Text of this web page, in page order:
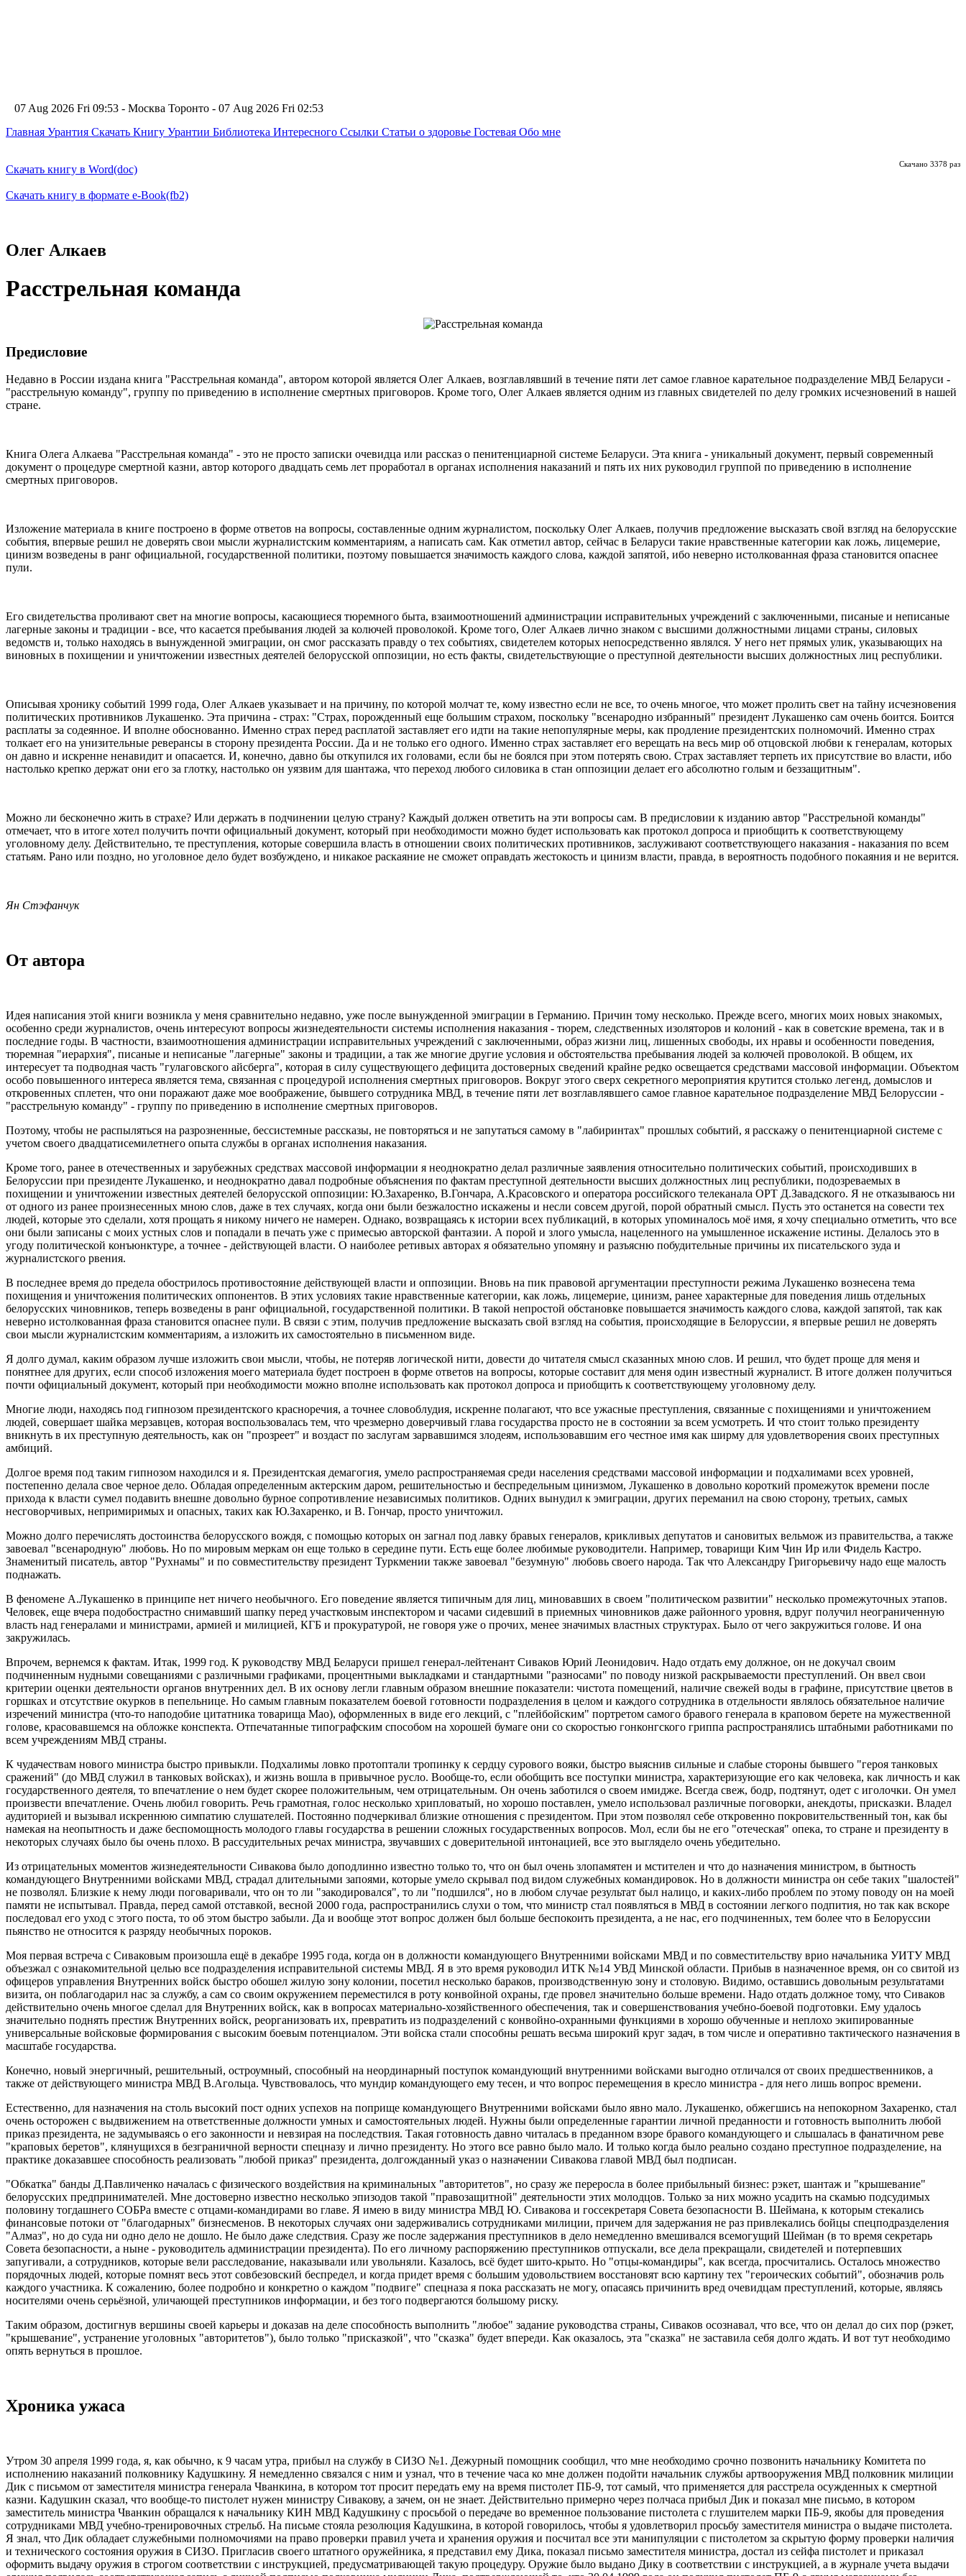
07 Aug 2026 Fri 09:53 - Москва Торонто - 07 Aug 2026 Fri 02:53
Главная Урантия Скачать Книгу Урантии Библиотека Интересного Ссылки Статьи о здоровье Гостевая Обо мне
Скачать книгу в Word(doc) Скачано 3378 раз
Скачать книгу в формате e-Book(fb2)
Олег Алкаев
Расстрельная команда
Предисловие
Недавно в России издана книга "Расстрельная команда", автором которой является Олег Алкаев, возглавлявший в течение пяти лет самое главное карательное подразделение МВД Беларуси -
"расстрельную команду", группу по приведению в исполнение смертных приговоров. Кроме того, Олег Алкаев является одним из главных свидетелей по делу громких исчезновений в нашей
стране.
Книга Олега Алкаева "Расстрельная команда" - это не просто записки очевидца или рассказ о пенитенциарной системе Беларуси. Эта книга - уникальный документ, первый современный
документ о процедуре смертной казни, автор которого двадцать семь лет проработал в органах исполнения наказаний и пять их них руководил группой по приведению в исполнение
смертных приговоров.
Изложение материала в книге построено в форме ответов на вопросы, составленные одним журналистом, поскольку Олег Алкаев, получив предложение высказать свой взгляд на белорусские
события, впервые решил не доверять свои мысли журналистским комментариям, а написать сам. Как отметил автор, сейчас в Беларуси такие нравственные категории как ложь, лицемерие,
цинизм возведены в ранг официальной, государственной политики, поэтому повышается значимость каждого слова, каждой запятой, ибо неверно истолкованная фраза становится опаснее
пули.
Его свидетельства проливают свет на многие вопросы, касающиеся тюремного быта, взаимоотношений администрации исправительных учреждений с заключенными, писаные и неписаные
лагерные законы и традиции - все, что касается пребывания людей за колючей проволокой. Кроме того, Олег Алкаев лично знаком с высшими должностными лицами страны, силовых
ведомств и, только находясь в вынужденной эмиграции, он смог рассказать правду о тех событиях, свидетелем которых непосредственно являлся. У него нет прямых улик, указывающих на
виновных в похищении и уничтожении известных деятелей белорусской оппозиции, но есть факты, свидетельствующие о преступной деятельности высших должностных лиц республики.
Описывая хронику событий 1999 года, Олег Алкаев указывает и на причину, по которой молчат те, кому известно если не все, то очень многое, что может пролить свет на тайну исчезновения
политических противников Лукашенко. Эта причина - страх: "Страх, порожденный еще большим страхом, поскольку "всенародно избранный" президент Лукашенко сам очень боится. Боится
расплаты за содеянное. И вполне обоснованно. Именно страх перед расплатой заставляет его идти на такие непопулярные меры, как продление президентских полномочий. Именно страх
толкает его на унизительные реверансы в сторону президента России. Да и не только его одного. Именно страх заставляет его верещать на весь мир об отцовской любви к генералам, которых
он давно и искренне ненавидит и опасается. И, конечно, давно бы откупился их головами, если бы не боялся при этом потерять свою. Страх заставляет терпеть их присутствие во власти, ибо
настолько крепко держат они его за глотку, настолько он уязвим для шантажа, что переход любого силовика в стан оппозиции делает его абсолютно голым и беззащитным".
Можно ли бесконечно жить в страхе? Или держать в подчинении целую страну? Каждый должен ответить на эти вопросы сам. В предисловии к изданию автор "Расстрельной команды"
отмечает, что в итоге хотел получить почти официальный документ, который при необходимости можно будет использовать как протокол допроса и приобщить к соответствующему
уголовному делу. Действительно, те преступления, которые совершила власть в отношении своих политических противников, заслуживают соответствующего наказания - наказания по всем
статьям. Рано или поздно, но уголовное дело будет возбуждено, и никакое раскаяние не сможет оправдать жестокость и цинизм власти, правда, в вероятность подобного покаяния и не верится.
Ян Стэфанчук
От автора
Идея написания этой книги возникла у меня сравнительно недавно, уже после вынужденной эмиграции в Германию. Причин тому несколько. Прежде всего, многих моих новых знакомых,
особенно среди журналистов, очень интересуют вопросы жизнедеятельности системы исполнения наказания - тюрем, следственных изоляторов и колоний - как в советские времена, так и в
последние годы. В частности, взаимоотношения администрации исправительных учреждений с заключенными, образ жизни лиц, лишенных свободы, их нравы и особенности поведения,
тюремная "иерархия", писаные и неписаные "лагерные" законы и традиции, а так же многие другие условия и обстоятельства пребывания людей за колючей проволокой. В общем, их
интересует та подводная часть "гулаговского айсберга", которая в силу существующего дефицита достоверных сведений крайне редко освещается средствами массовой информации. Объектом
особо повышенного интереса является тема, связанная с процедурой исполнения смертных приговоров. Вокруг этого сверх секретного мероприятия крутится столько легенд, домыслов и
откровенных сплетен, что они поражают даже мое воображение, бывшего сотрудника МВД, в течение пяти лет возглавлявшего самое главное карательное подразделение МВД Белоруссии -
"расстрельную команду" - группу по приведению в исполнение смертных приговоров.
Поэтому, чтобы не распыляться на разрозненные, бессистемные рассказы, не повторяться и не запутаться самому в "лабиринтах" прошлых событий, я расскажу о пенитенциарной системе с
учетом своего двадцатисемилетнего опыта службы в органах исполнения наказания.
Кроме того, ранее в отечественных и зарубежных средствах массовой информации я неоднократно делал различные заявления относительно политических событий, происходивших в
Белоруссии при президенте Лукашенко, и неоднократно давал подробные объяснения по фактам преступной деятельности высших должностных лиц республики, подозреваемых в
похищении и уничтожении известных деятелей белорусской оппозиции: Ю.Захаренко, В.Гончара, А.Красовского и оператора российского телеканала ОРТ Д.Завадского. Я не отказываюсь ни
от одного из ранее произнесенных мною слов, даже в тех случаях, когда они были безжалостно искажены и несли совсем другой, порой обратный смысл. Пусть это останется на совести тех
людей, которые это сделали, хотя прощать я никому ничего не намерен. Однако, возвращаясь к истории всех публикаций, в которых упоминалось моё имя, я хочу специально отметить, что все
они были записаны с моих устных слов и попадали в печать уже с примесью авторской фантазии. А порой и злого умысла, нацеленного на умышленное искажение истины. Делалось это в
угоду политической конъюнктуре, а точнее - действующей власти. О наиболее ретивых авторах я обязательно упомяну и разъясню побудительные причины их писательского зуда и
журналистского рвения.
В последнее время до предела обострилось противостояние действующей власти и оппозиции. Вновь на пик правовой аргументации преступности режима Лукашенко вознесена тема
похищения и уничтожения политических оппонентов. В этих условиях такие нравственные категории, как ложь, лицемерие, цинизм, ранее характерные для поведения лишь отдельных
белорусских чиновников, теперь возведены в ранг официальной, государственной политики. В такой непростой обстановке повышается значимость каждого слова, каждой запятой, так как
неверно истолкованная фраза становится опаснее пули. В связи с этим, получив предложение высказать свой взгляд на события, происходящие в Белоруссии, я впервые решил не доверять
свои мысли журналистским комментариям, а изложить их самостоятельно в письменном виде.
Я долго думал, каким образом лучше изложить свои мысли, чтобы, не потеряв логической нити, довести до читателя смысл сказанных мною слов. И решил, что будет проще для меня и
понятнее для других, если способ изложения моего материала будет построен в форме ответов на вопросы, которые составит для меня один известный журналист. В итоге должен получиться
почти официальный документ, который при необходимости можно вполне использовать как протокол допроса и приобщить к соответствующему уголовному делу.
Многие люди, находясь под гипнозом президентского красноречия, а точнее словоблудия, искренне полагают, что все ужасные преступления, связанные с похищениями и уничтожением
людей, совершает шайка мерзавцев, которая воспользовалась тем, что чрезмерно доверчивый глава государства просто не в состоянии за всем усмотреть. И что стоит только президенту
вникнуть в их преступную деятельность, как он "прозреет" и воздаст по заслугам зарвавшимся злодеям, использовавшим его честное имя как ширму для удовлетворения своих преступных
амбиций.
Долгое время под таким гипнозом находился и я. Президентская демагогия, умело распространяемая среди населения средствами массовой информации и подхалимами всех уровней,
постепенно делала свое черное дело. Обладая определенным актерским даром, решительностью и беспредельным цинизмом, Лукашенко в довольно короткий промежуток времени после
прихода к власти сумел подавить внешне довольно бурное сопротивление независимых политиков. Одних вынудил к эмиграции, других переманил на свою сторону, третьих, самых
несговорчивых, непримиримых и опасных, таких как Ю.Захаренко, и В. Гончар, просто уничтожил.
Можно долго перечислять достоинства белорусского вождя, с помощью которых он загнал под лавку бравых генералов, крикливых депутатов и сановитых вельмож из правительства, а также
завоевал "всенародную" любовь. Но по мировым меркам он еще только в середине пути. Есть еще более любимые руководители. Например, товарищи Ким Чин Ир или Фидель Кастро.
Знаменитый писатель, автор "Рухнамы" и по совместительству президент Туркмении также завоевал "безумную" любовь своего народа. Так что Александру Григорьевичу надо еще малость
поднажать.
В феномене А.Лукашенко в принципе нет ничего необычного. Его поведение является типичным для лиц, миновавших в своем "политическом развитии" несколько промежуточных этапов.
Человек, еще вчера подобострастно снимавший шапку перед участковым инспектором и часами сидевший в приемных чиновников даже районного уровня, вдруг получил неограниченную
власть над генералами и министрами, армией и милицией, КГБ и прокуратурой, не говоря уже о прочих, менее значимых властных структурах. Было от чего закружиться голове. И она
закружилась.
Впрочем, вернемся к фактам. Итак, 1999 год. К руководству МВД Беларуси пришел генерал-лейтенант Сиваков Юрий Леонидович. Надо отдать ему должное, он не докучал своим
подчиненным нудными совещаниями с различными графиками, процентными выкладками и стандартными "разносами" по поводу низкой раскрываемости преступлений. Он ввел свои
критерии оценки деятельности органов внутренних дел. В их основу легли главным образом внешние показатели: чистота помещений, наличие свежей воды в графине, присутствие цветов в
горшках и отсутствие окурков в пепельнице. Но самым главным показателем боевой готовности подразделения в целом и каждого сотрудника в отдельности являлось обязательное наличие
изречений министра (что-то наподобие цитатника товарища Мао), оформленных в виде его лекций, с "плейбойским" портретом самого бравого генерала в краповом берете на мужественной
голове, красовавшемся на обложке конспекта. Отпечатанные типографским способом на хорошей бумаге они со скоростью гонконгского гриппа распространялись штабными работниками по
всем учреждениям МВД страны.
К чудачествам нового министра быстро привыкли. Подхалимы ловко протоптали тропинку к сердцу сурового вояки, быстро выяснив сильные и слабые стороны бывшего "героя танковых
сражений" (до МВД служил в танковых войсках), и жизнь вошла в привычное русло. Вообще-то, если обобщить все поступки министра, характеризующие его как человека, как личность и как
государственного деятеля, то впечатление о нем будет скорее положительным, чем отрицательным. Он очень заботился о своем имидже. Всегда свеж, бодр, подтянут, одет с иголочки. Он умел
произвести впечатление. Очень любил говорить. Речь грамотная, голос несколько хрипловатый, но хорошо поставлен, умело использовал различные поговорки, анекдоты, присказки. Владел
аудиторией и вызывал искреннюю симпатию слушателей. Постоянно подчеркивал близкие отношения с президентом. При этом позволял себе откровенно покровительственный тон, как бы
намекая на неопытность и даже беспомощность молодого главы государства в решении сложных государственных вопросов. Мол, если бы не его "отеческая" опека, то стране и президенту в
некоторых случаях было бы очень плохо. В рассудительных речах министра, звучавших с доверительной интонацией, все это выглядело очень убедительно.
Из отрицательных моментов жизнедеятельности Сивакова было доподлинно известно только то, что он был очень злопамятен и мстителен и что до назначения министром, в бытность
командующего Внутренними войсками МВД, страдал длительными запоями, которые умело скрывал под видом служебных командировок. Но в должности министра он себе таких "шалостей"
не позволял. Близкие к нему люди поговаривали, что он то ли "закодировался", то ли "подшился", но в любом случае результат был налицо, и каких-либо проблем по этому поводу он на моей
памяти не испытывал. Правда, перед самой отставкой, весной 2000 года, распространились слухи о том, что министр стал появляться в МВД в состоянии легкого подпития, но так как вскоре
последовал его уход с этого поста, то об этом быстро забыли. Да и вообще этот вопрос должен был больше беспокоить президента, а не нас, его подчиненных, тем более что в Белоруссии
пьянство не относится к разряду необычных пороков.
Моя первая встреча с Сиваковым произошла ещё в декабре 1995 года, когда он в должности командующего Внутренними войсками МВД и по совместительству врио начальника УИТУ МВД
объезжал с ознакомительной целью все подразделения исправительной системы МВД. Я в это время руководил ИТК №14 УВД Минской области. Прибыв в назначенное время, он со свитой из
офицеров управления Внутренних войск быстро обошел жилую зону колонии, посетил несколько бараков, производственную зону и столовую. Видимо, оставшись довольным результатами
визита, он поблагодарил нас за службу, а сам со своим окружением переместился в роту конвойной охраны, где провел значительно больше времени. Надо отдать должное тому, что Сиваков
действительно очень многое сделал для Внутренних войск, как в вопросах материально-хозяйственного обеспечения, так и совершенствования учебно-боевой подготовки. Ему удалось
значительно поднять престиж Внутренних войск, реорганизовать их, превратить из подразделений с конвойно-охранными функциями в хорошо обученные и неплохо экипированные
универсальные войсковые формирования с высоким боевым потенциалом. Эти войска стали способны решать весьма широкий круг задач, в том числе и оперативно тактического назначения в
масштабе государства.
Конечно, новый энергичный, решительный, остроумный, способный на неординарный поступок командующий внутренними войсками выгодно отличался от своих предшественников, а
также от действующего министра МВД В.Агольца. Чувствовалось, что мундир командующего ему тесен, и что вопрос перемещения в кресло министра - для него лишь вопрос времени.
Естественно, для назначения на столь высокий пост одних успехов на поприще командующего Внутренними войсками было явно мало. Лукашенко, обжегшись на непокорном Захаренко, стал
очень осторожен с выдвижением на ответственные должности умных и самостоятельных людей. Нужны были определенные гарантии личной преданности и готовность выполнить любой
приказ президента, не задумываясь о его законности и невзирая на последствия. Такая готовность давно читалась в преданном взоре бравого командующего и слышалась в фанатичном реве
"краповых беретов", клянущихся в безграничной верности спецназу и лично президенту. Но этого все равно было мало. И только когда было реально создано преступное подразделение, на
практике доказавшее способность реализовать "любой приказ" президента, долгожданный указ о назначении Сивакова главой МВД был подписан.
"Обкатка" банды Д.Павличенко началась с физического воздействия на криминальных "авторитетов", но сразу же переросла в более прибыльный бизнес: рэкет, шантаж и "крышевание"
белорусских предпринимателей. Мне достоверно известно несколько эпизодов такой "правозащитной" деятельности этих молодцов. Только за них можно усадить на скамью подсудимых
половину тогдашнего СОБРа вместе с отцами-командирами во главе. Я имею в виду министра МВД Ю. Сивакова и госсекретаря Совета безопасности В. Шеймана, к которым стекались
финансовые потоки от "благодарных" бизнесменов. В некоторых случаях они задерживались сотрудниками милиции, причем для задержания не раз привлекались бойцы спецподразделения
"Алмаз", но до суда ни одно дело не дошло. Не было даже следствия. Сразу же после задержания преступников в дело немедленно вмешивался всемогущий Шейман (в то время секретарь
Совета безопасности, а ныне - руководитель администрации президента). По его личному распоряжению преступников отпускали, все дела прекращали, свидетелей и потерпевших
запугивали, а сотрудников, которые вели расследование, наказывали или увольняли. Казалось, всё будет шито-крыто. Но "отцы-командиры", как всегда, просчитались. Осталось множество
порядочных людей, которые помнят весь этот совбезовский беспредел, и когда придет время с большим удовольствием восстановят всю картину тех "героических событий", обозначив роль
каждого участника. К сожалению, более подробно и конкретно о каждом "подвиге" спецназа я пока рассказать не могу, опасаясь причинить вред очевидцам преступлений, которые, являясь
носителями очень серьёзной, уличающей преступников информации, и без того подвергаются большому риску.
Таким образом, достигнув вершины своей карьеры и доказав на деле способность выполнить "любое" задание руководства страны, Сиваков осознавал, что все, что он делал до сих пор (рэкет,
"крышевание", устранение уголовных "авторитетов"), было только "присказкой", что "сказка" будет впереди. Как оказалось, эта "сказка" не заставила себя долго ждать. И вот тут необходимо
опять вернуться в прошлое.
Хроника ужаса
Утром 30 апреля 1999 года, я, как обычно, к 9 часам утра, прибыл на службу в СИЗО №1. Дежурный помощник сообщил, что мне необходимо срочно позвонить начальнику Комитета по
исполнению наказаний полковнику Кадушкину. Я немедленно связался с ним и узнал, что в течение часа ко мне должен подойти начальник службы артвооружения МВД полковник милиции
Дик с письмом от заместителя министра генерала Чванкина, в котором тот просит передать ему на время пистолет ПБ-9, тот самый, что применяется для расстрела осужденных к смертной
казни. Кадушкин сказал, что вообще-то пистолет нужен министру Сивакову, а зачем, он не знает. Действительно примерно через полчаса прибыл Дик и показал мне письмо, в котором
заместитель министра Чванкин обращался к начальнику КИН МВД Кадушкину с просьбой о передаче во временное пользование пистолета с глушителем марки ПБ-9, якобы для проведения
сотрудниками МВД учебно-тренировочных стрельб. На письме стояла резолюция Кадушкина, в которой говорилось, чтобы я удовлетворил просьбу заместителя министра о выдаче пистолета.
Я знал, что Дик обладает служебными полномочиями на право проверки правил учета и хранения оружия и посчитал все эти манипуляции с пистолетом за скрытую форму проверки наличия
и технического состояния оружия в СИЗО. Пригласив своего штатного оружейника, я представил ему Дика, показал письмо заместителя министра, достал из сейфа пистолет и приказал
оформить выдачу оружия в строгом соответствии с инструкцией, предусматривающей такую процедуру. Оружие было выдано Дику в соответствии с инструкцией, а в журнале учета выдачи